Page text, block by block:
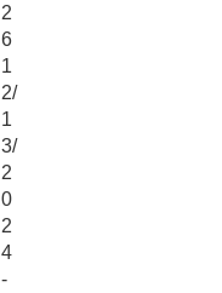
2
6
1
2/
1
3/
2
0
2
4
-